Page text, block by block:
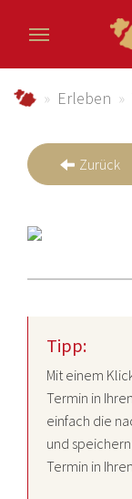
Erleben
Zurück
Tipp:
Mit einem
Termin in
einfach die
und
Termin in